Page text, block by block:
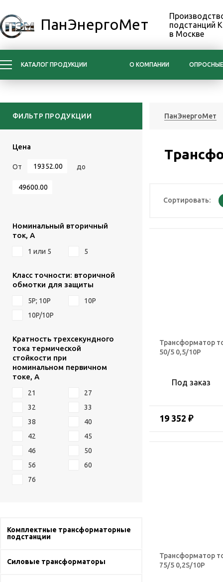
ПанЭнергоМет
подстанций
в Москве
КАТАЛОГ ПРОДУКЦИИ О КОМПАНИИ
ФИЛЬТР ПРОДУКЦИИ
Цена
От до
Номинальный вторичный
ток, А
1 или 5 5
Класс точности: вторичной
обмотки для защиты
5Р; 10Р
10P
10P/10P
Кратность трехсекундного
тока термической
стойкости при
номинальном первичном
токе, А
21
27
32
33
38
40
42
45
46
50
56
60
76
Комплектные трансформаторные
подстанции
Силовые трансформаторы
ПанЭнергоМет
Сортировать:
Трансформатор
50/5 0,5/10Р
Под заказ
19 352 ₽
Трансформатор
75/5 0,2S/10Р